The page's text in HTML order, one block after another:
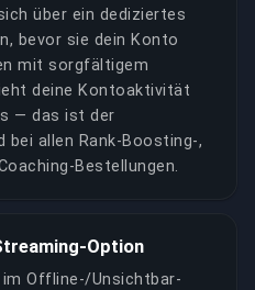
über ein dediziertes
bevor sie dein Konto
mit sorgfältigem
deine Kontoaktivität
— das ist der
bei allen Rank-Boosting-,
Bestellungen.
Option
Offline-/Unsichtbar-